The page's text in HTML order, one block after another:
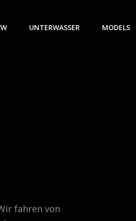
UNTERWASSER MODELS
fahren von